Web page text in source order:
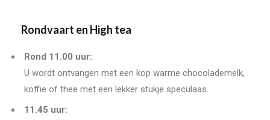
Rondvaart en High tea
Rond 11.00 uur:
U wordt ontvangen met een kop warme chocolademelk,
koffie of thee met een lekker stukje speculaas.
11.45 uur: